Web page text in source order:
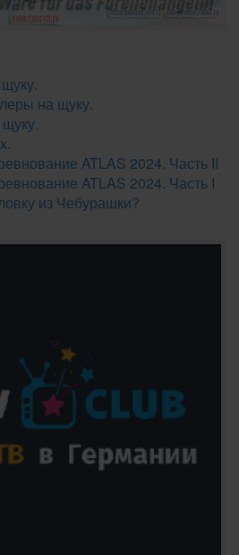
на щуку.
ATLAS 2024. Часть II
ATLAS 2024. Часть I
из Чебурашки?